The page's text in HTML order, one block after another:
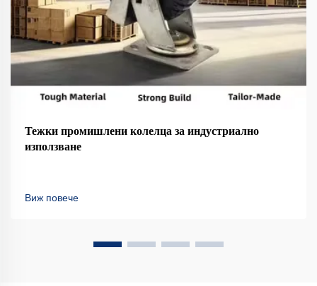
Тежки промишлени колелца за индустриално
използване
Виж повече